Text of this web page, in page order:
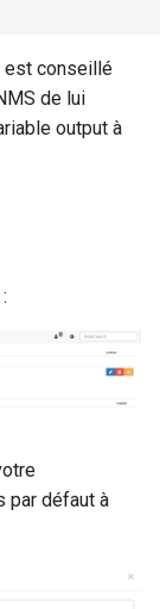
est conseillé
de lui
output à
par défaut à